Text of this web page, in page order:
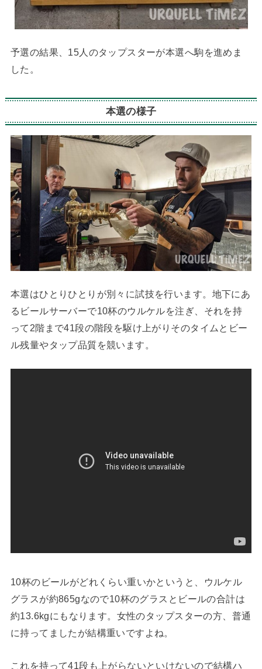
予選の結果、15人のタップスターが本選へ駒を進めま
した。
本選の様子
本選はひとりひとりが別々に試技を行います。地下にあ
るビールサーバーで10杯のウルケルを注ぎ、それを持
って2階まで41段の階段を駆け上がりそのタイムとビー
ル残量やタップ品質を競います。
10杯のビールがどれくらい重いかというと、ウルケル
グラスが約865gなので10杯のグラスとビールの合計は
約13.6kgにもなります。女性のタップスターの方、普通
に持ってましたが結構重いですよね。
これを持って41段も上がらないといけないので結構ハ